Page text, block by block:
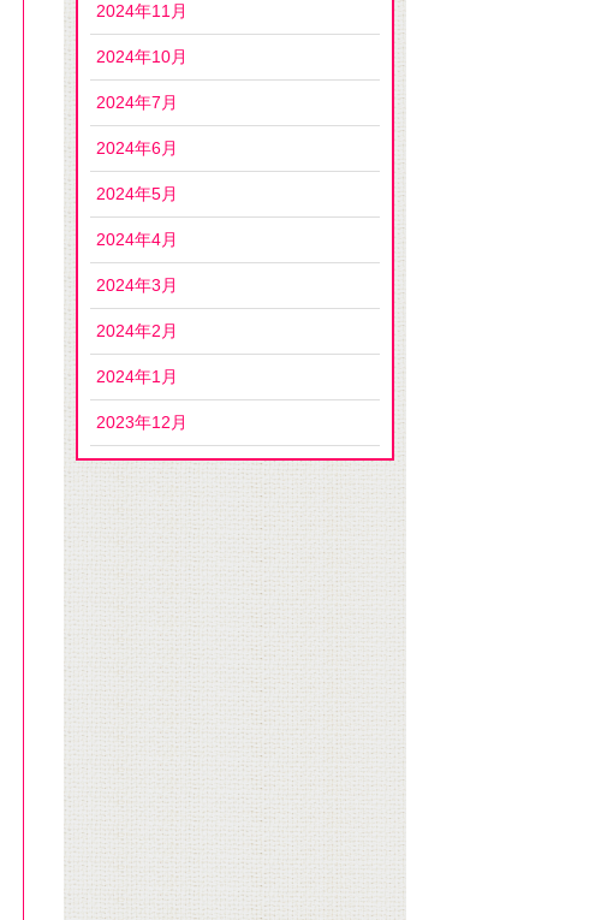
2024年11月
2024年10月
2024年7月
2024年6月
2024年5月
2024年4月
2024年3月
2024年2月
2024年1月
2023年12月